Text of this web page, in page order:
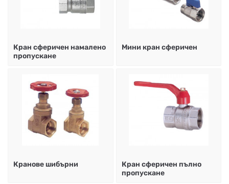
Кран сферичен намалено
пропускане
Мини кран сферичен
Кранове шибърни
Кран сферичен пълно
пропускане